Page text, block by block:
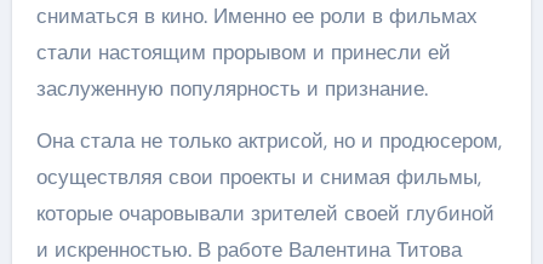
сниматься в кино. Именно ее роли в фильмах
стали настоящим прорывом и принесли ей
заслуженную популярность и признание.
Она стала не только актрисой, но и продюсером,
осуществляя свои проекты и снимая фильмы,
которые очаровывали зрителей своей глубиной
и искренностью. В работе Валентина Титова